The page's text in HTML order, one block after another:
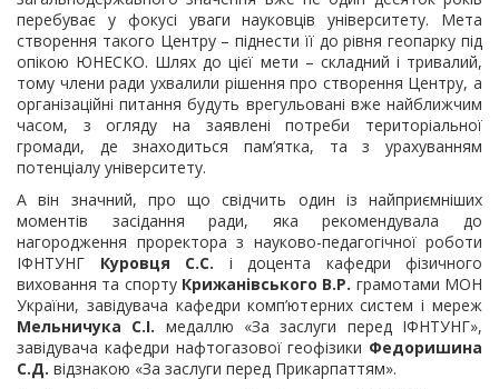
перебуває у фокусі уваги науковців університету. Мета
створення такого Центру – піднести її до рівня геопарку під
опікою ЮНЕСКО. Шлях до цієї мети – складний і тривалий,
тому члени ради ухвалили рішення про створення Центру, а
організаційні питання будуть врегульовані вже найближчим
часом, з огляду на заявлені потреби територіальної
громади, де знаходиться пам’ятка, та з урахуванням
потенціалу університету.
А він значний, про що свідчить один із найприємніших
моментів засідання ради, яка рекомендувала до
нагородження проректора з науково-педагогічної роботи
ІФНТУНГ Куровця С.С. і доцента кафедри фізичного
виховання та спорту Крижанівського В.Р. грамотами МОН
України, завідувача кафедри комп’ютерних систем і мереж
Мельничука С.І. медаллю «За заслуги перед ІФНТУНГ»,
завідувача кафедри нафтогазової геофізики Федоришина
С.Д. відзнакою «За заслуги перед Прикарпаттям».